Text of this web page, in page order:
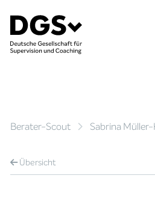
Berater-Scout Sabrina Müller-
Übersicht